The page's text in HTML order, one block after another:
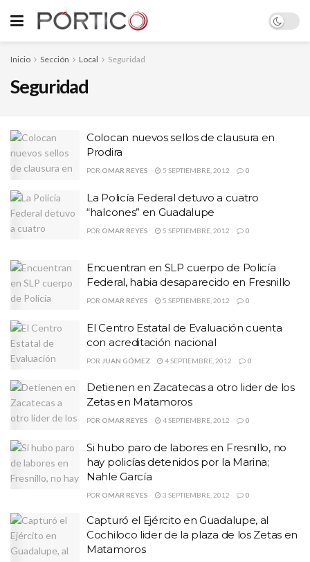
Inicio Sección Local Seguridad
Seguridad
Colocan nuevos sellos de clausura en
Prodira
POR OMAR REYES 5 SEPTIEMBRE, 2012 0
La Policía Federal detuvo a cuatro
“halcones” en Guadalupe
POR OMAR REYES 5 SEPTIEMBRE, 2012 0
Encuentran en SLP cuerpo de Policía
Federal, habia desaparecido en Fresnillo
POR OMAR REYES 5 SEPTIEMBRE, 2012 0
El Centro Estatal de Evaluación cuenta
con acreditación nacional
POR JUAN GÓMEZ 4 SEPTIEMBRE, 2012 0
Detienen en Zacatecas a otro lider de los
Zetas en Matamoros
POR OMAR REYES 4 SEPTIEMBRE, 2012 0
Si hubo paro de labores en Fresnillo, no
hay policías detenidos por la Marina;
Nahle García
POR OMAR REYES 3 SEPTIEMBRE, 2012 0
Capturó el Ejército en Guadalupe, al
Cochiloco lider de la plaza de los Zetas en
Matamoros